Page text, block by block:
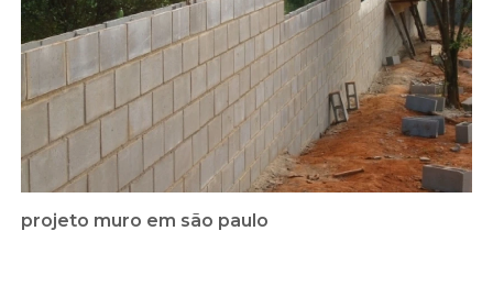
projeto muro em são paulo